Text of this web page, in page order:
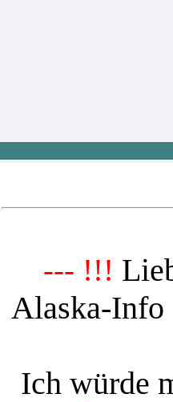
--- !!!
Alaska-Info
Ich würde